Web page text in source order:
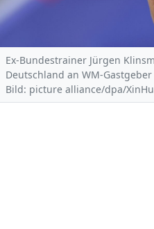
Ex-Bundestrainer Jürgen
Deutschland an WM-
Bild: picture alliance/dpa/